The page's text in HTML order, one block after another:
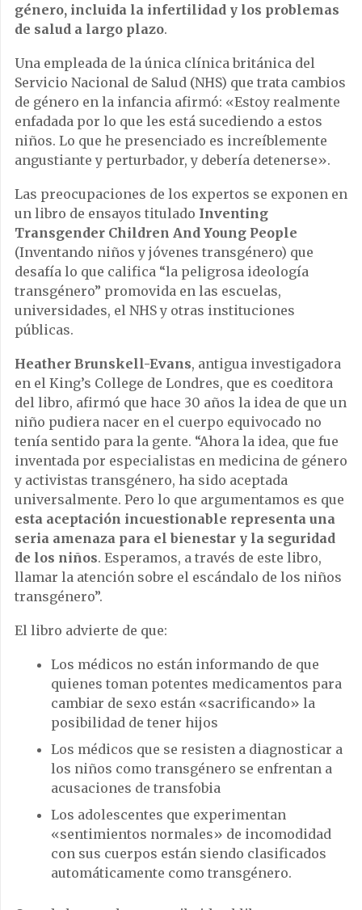
género, incluida la infertilidad y los problemas
de salud a largo plazo.
Una empleada de la única clínica británica del
Servicio Nacional de Salud (NHS) que trata cambios
de género en la infancia afirmó: «Estoy realmente
enfadada por lo que les está sucediendo a estos
niños. Lo que he presenciado es increíblemente
angustiante y perturbador, y debería detenerse».
Las preocupaciones de los expertos se exponen en
un libro de ensayos titulado Inventing
Transgender Children And Young People
(Inventando niños y jóvenes transgénero) que
desafía lo que califica “la peligrosa ideología
transgénero” promovida en las escuelas,
universidades, el NHS y otras instituciones
públicas.
Heather Brunskell-Evans, antigua investigadora
en el King’s College de Londres, que es coeditora
del libro, afirmó que hace 30 años la idea de que un
niño pudiera nacer en el cuerpo equivocado no
tenía sentido para la gente. “Ahora la idea, que fue
inventada por especialistas en medicina de género
y activistas transgénero, ha sido aceptada
universalmente. Pero lo que argumentamos es que
esta aceptación incuestionable representa una
seria amenaza para el bienestar y la seguridad
de los niños. Esperamos, a través de este libro,
llamar la atención sobre el escándalo de los niños
transgénero”.
El libro advierte de que:
Los médicos no están informando de que
quienes toman potentes medicamentos para
cambiar de sexo están «sacrificando» la
posibilidad de tener hijos
Los médicos que se resisten a diagnosticar a
los niños como transgénero se enfrentan a
acusaciones de transfobia
Los adolescentes que experimentan
«sentimientos normales» de incomodidad
con sus cuerpos están siendo clasificados
automáticamente como transgénero.